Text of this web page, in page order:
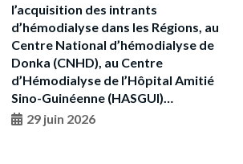
l’acquisition des intrants
d’hémodialyse dans les Régions, au
Centre National d’hémodialyse de
Donka (CNHD), au Centre
d’Hémodialyse de l’Hôpital Amitié
Sino-Guinéenne (HASGUI)…
29 juin 2026